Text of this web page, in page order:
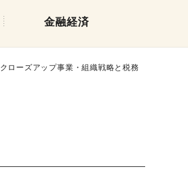
金融経済
クローズアップ事業・組織戦略と税務